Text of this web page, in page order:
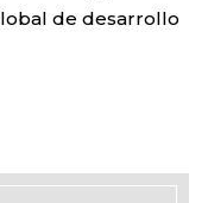
de desarrollo